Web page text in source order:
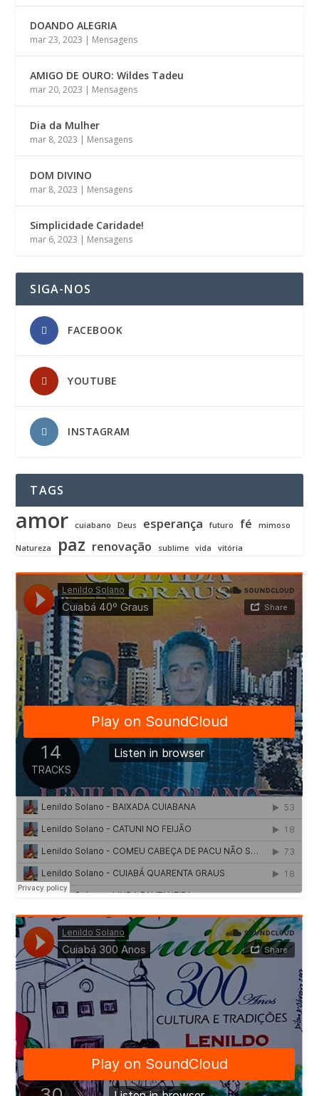
DOANDO ALEGRIA
mar 23, 2023 | Mensagens
AMIGO DE OURO: Wildes Tadeu
mar 20, 2023 | Mensagens
Dia da Mulher
mar 8, 2023 | Mensagens
DOM DIVINO
mar 8, 2023 | Mensagens
Simplicidade Caridade!
mar 6, 2023 | Mensagens
SIGA-NOS
FACEBOOK
YOUTUBE
INSTAGRAM
TAGS
amor cuiabano Deus esperança futuro fé mimoso
Natureza paz renovação sublime vida vitória